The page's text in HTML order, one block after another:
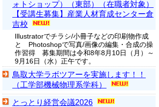
ォトショップ）（東部）（在職者対象）
【受講生募集】産業人材育成センター倉
吉校
Illustratorでチラシ/小冊子などの印刷物作成
と Photoshopで写真/画像の編集・合成の操
作習得 募集期間は令和8年8月10日（月）～
9月16日（水）正午です。
鳥取大学ラボツアーを実施します！！
（工学部機械物理系学科）
とっとり経営会議2026